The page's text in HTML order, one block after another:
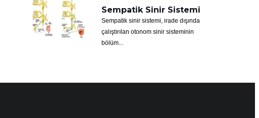
Sempatik Sinir Sistemi
Sempatik sinir sistemi, irade dışında
çalıştırılan otonom sinir sisteminin
bölüm...